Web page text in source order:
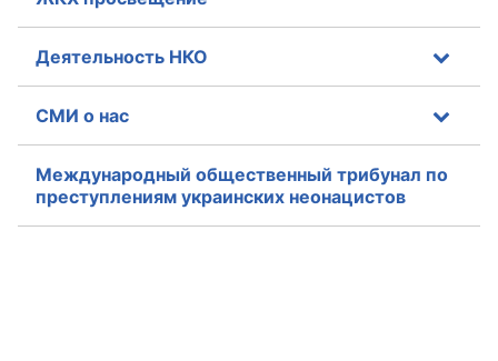
Деятельность НКО
СМИ о нас
Международный общественный трибунал по
преступлениям украинских неонацистов